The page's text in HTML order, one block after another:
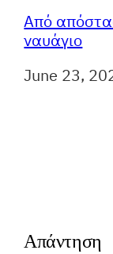
Από
ναυάγιο
Ημερομηνία
June 23,
Απάντηση